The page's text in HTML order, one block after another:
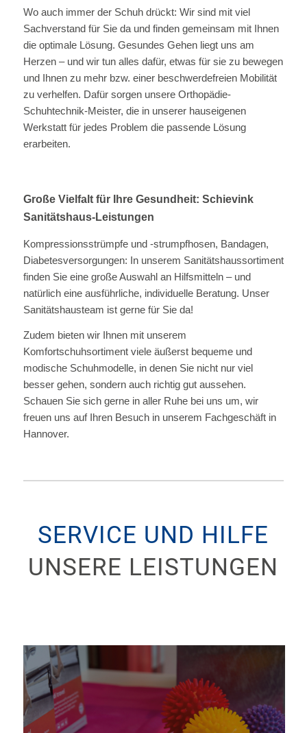
Wo auch immer der Schuh drückt: Wir sind mit viel
Sachverstand für Sie da und finden gemeinsam mit Ihnen
die optimale Lösung. Gesundes Gehen liegt uns am
Herzen – und wir tun alles dafür, etwas für sie zu bewegen
und Ihnen zu mehr bzw. einer beschwerdefreien Mobilität
zu verhelfen. Dafür sorgen unsere Orthopädie-
Schuhtechnik-Meister, die in unserer hauseigenen
Werkstatt für jedes Problem die passende Lösung
erarbeiten.
Große Vielfalt für Ihre Gesundheit: Schievink
Sanitätshaus-Leistungen
Kompressionsstrümpfe und -strumpfhosen, Bandagen,
Diabetesversorgungen: In unserem Sanitätshaussortiment
finden Sie eine große Auswahl an Hilfsmitteln – und
natürlich eine ausführliche, individuelle Beratung. Unser
Sanitätshausteam ist gerne für Sie da!
Zudem bieten wir Ihnen mit unserem
Komfortschuhsortiment viele äußerst bequeme und
modische Schuhmodelle, in denen Sie nicht nur viel
besser gehen, sondern auch richtig gut aussehen.
Schauen Sie sich gerne in aller Ruhe bei uns um, wir
freuen uns auf Ihren Besuch in unserem Fachgeschäft in
Hannover.
SERVICE UND HILFE
UNSERE LEISTUNGEN